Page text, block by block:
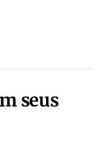
seus